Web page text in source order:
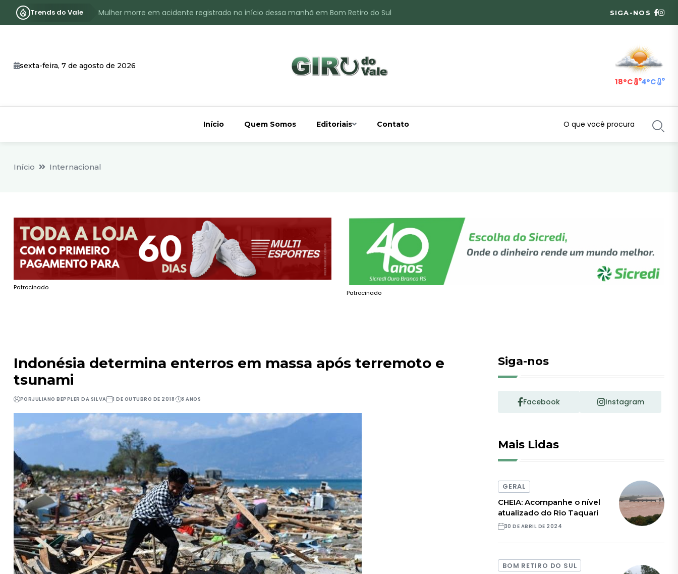
Trends do Vale
Assassinato com requintes de crueldade é registrado no interior de Bom Retiro do Sul
Identificado o jovem assassinado no interior de Bom Retiro do Sul
SIGA-NOS
sexta-feira, 7 de agosto de 2026
18°C 4°C
Início Quem Somos Editoriais Contato
Início Internacional
Patrocinado
Patrocinado
Indonésia determina enterros em massa após terremoto e
tsunami
PORJULIANO BEPPLER DA SILVA 1 DE OUTUBRO DE 2018 8 ANOS
Siga-nos
Facebook Instagram
Mais Lidas
GERAL
CHEIA: Acompanhe o nível
atualizado do Rio Taquari
30 DE ABRIL DE 2024
BOM RETIRO DO SUL